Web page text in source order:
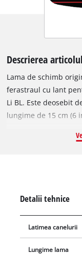
Descrierea
Lama de schimb
ferastraul cu lant
Li BL. Este deosebit
lungime de 15 cm (6
Detalii tehnice
Latimea canelurii
Lungime lama